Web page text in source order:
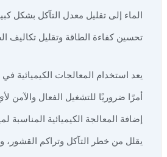
الماء إلى تقليل معدل التآكل بشكل
تحسين كفاءة الطاقة وتقليل تكاليف
يعد استخدام المعالجات الكيميائية في
أمرًا ضروريًا للتشغيل الفعال والآمن
إضافة المعالجة الكيميائية المناسبة
يقلل من خطر التآكل وتراكم القشور،